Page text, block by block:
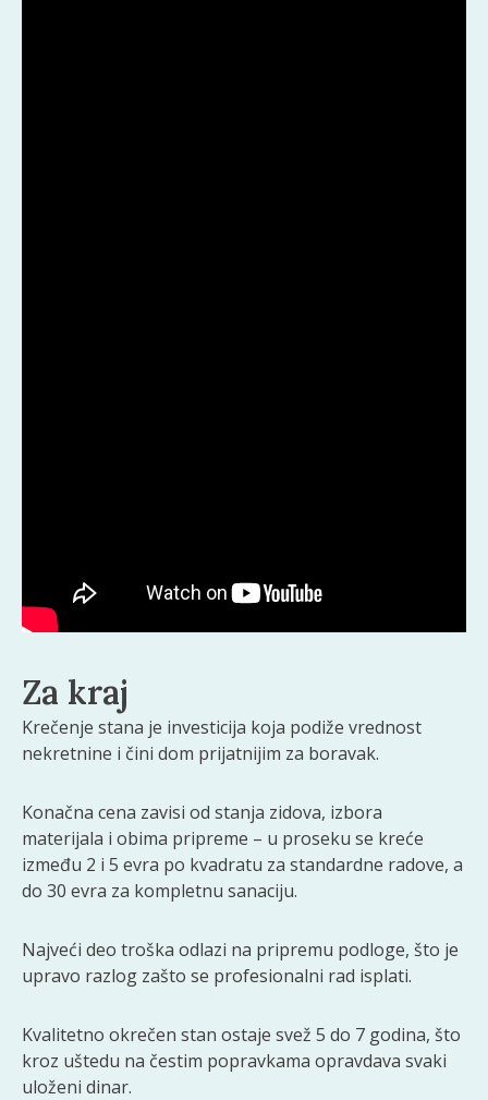
Za kraj
Krečenje stana je investicija koja podiže vrednost
nekretnine i čini dom prijatnijim za boravak.
Konačna cena zavisi od stanja zidova, izbora
materijala i obima pripreme – u proseku se kreće
između 2 i 5 evra po kvadratu za standardne radove, a
do 30 evra za kompletnu sanaciju.
Najveći deo troška odlazi na pripremu podloge, što je
upravo razlog zašto se profesionalni rad isplati.
Kvalitetno okrečen stan ostaje svež 5 do 7 godina, što
kroz uštedu na čestim popravkama opravdava svaki
uloženi dinar.